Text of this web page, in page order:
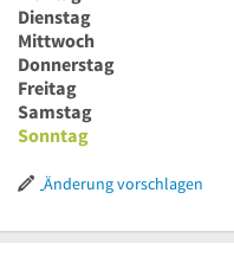
Dienstag
Mittwoch
Donnerstag
Freitag
Samstag
Sonntag
Änderung vorschlagen